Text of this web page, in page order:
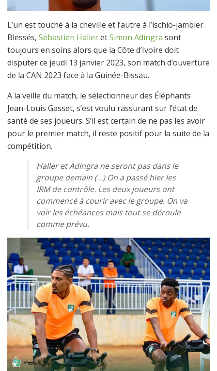
L’un est touché à la cheville et l’autre à l’ischio-jambier.
Blessés, Sébastien HalleretSimon Adingra sont
toujours en soins alors que la Côte d’Ivoire doit
disputer ce jeudi 13 janvier 2023, son match d’ouverture
de la CAN 2023 face à la Guinée-Bissau.
A la veille du match, le sélectionneur des Éléphants
Jean-Louis Gasset, s’est voulu rassurant sur l’état de
santé de ses joueurs. S’il est certain de ne pas les avoir
pour le premier match, il reste positif pour la suite de la
compétition.
Haller et Adingra ne seront pas dans le
groupe demain (…) On a passé hier les
IRM de contrôle. Les deux joueurs ont
commencé à courir avec le groupe. On va
voir les échéances mais tout se déroule
comme prévu.